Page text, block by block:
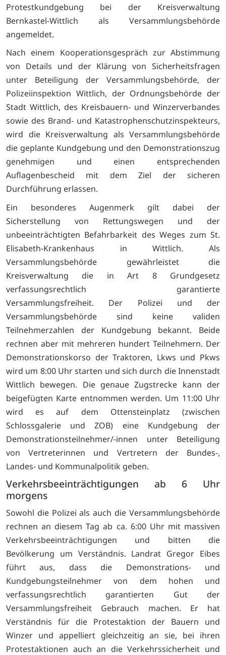
Protestkundgebung bei der Kreisverwaltung
Bernkastel-Wittlich als Versammlungsbehörde
angemeldet.
Nach einem Kooperationsgespräch zur Abstimmung
von Details und der Klärung von Sicherheitsfragen
unter Beteiligung der Versammlungsbehörde, der
Polizeiinspektion Wittlich, der Ordnungsbehörde der
Stadt Wittlich, des Kreisbauern- und Winzerverbandes
sowie des Brand- und Katastrophenschutzinspekteurs,
wird die Kreisverwaltung als Versammlungsbehörde
die geplante Kundgebung und den Demonstrationszug
genehmigen und einen entsprechenden
Auflagenbescheid mit dem Ziel der sicheren
Durchführung erlassen.
Ein besonderes Augenmerk gilt dabei der
Sicherstellung von Rettungswegen und der
unbeeinträchtigten Befahrbarkeit des Weges zum St.
Elisabeth-Krankenhaus in Wittlich. Als
Versammlungsbehörde gewährleistet die
Kreisverwaltung die in Art 8 Grundgesetz
verfassungsrechtlich garantierte
Versammlungsfreiheit. Der Polizei und der
Versammlungsbehörde sind keine validen
Teilnehmerzahlen der Kundgebung bekannt. Beide
rechnen aber mit mehreren hundert Teilnehmern. Der
Demonstrationskorso der Traktoren, Lkws und Pkws
wird um 8:00 Uhr starten und sich durch die Innenstadt
Wittlich bewegen. Die genaue Zugstrecke kann der
beigefügten Karte entnommen werden. Um 11:00 Uhr
wird es auf dem Ottensteinplatz (zwischen
Schlossgalerie und ZOB) eine Kundgebung der
Demonstrationsteilnehmer/-innen unter Beteiligung
von Vertreterinnen und Vertretern der Bundes-,
Landes- und Kommunalpolitik geben.
Verkehrsbeeinträchtigungen ab 6 Uhr
morgens
Sowohl die Polizei als auch die Versammlungsbehörde
rechnen an diesem Tag ab ca. 6:00 Uhr mit massiven
Verkehrsbeeinträchtigungen und bitten die
Bevölkerung um Verständnis. Landrat Gregor Eibes
führt aus, dass die Demonstrations- und
Kundgebungsteilnehmer von dem hohen und
verfassungsrechtlich garantierten Gut der
Versammlungsfreiheit Gebrauch machen. Er hat
Verständnis für die Protestaktion der Bauern und
Winzer und appelliert gleichzeitig an sie, bei ihren
Protestaktionen auch an die Verkehrssicherheit und